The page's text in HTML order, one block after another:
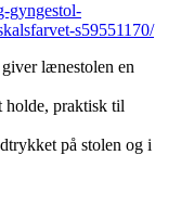
gyngestol-
s59551170/
lænestolen en
holde, praktisk til
på stolen og i